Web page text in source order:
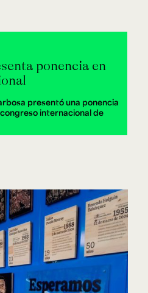
ponencia en
presentó una ponencia
internacional de